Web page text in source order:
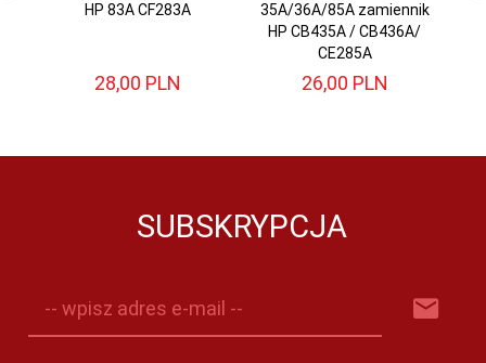
HP 83A CF283A
28,00 PLN
35A/36A/85A zamiennik
HP CB435A / CB436A/
CE285A
26,00 PLN
SUBSKRYPCJA
-- wpisz adres e-mail --